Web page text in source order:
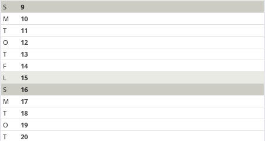
S
9
M
10
T
11
O
12
T
13
F
14
L
15
S
16
M
17
T
18
O
19
T
20